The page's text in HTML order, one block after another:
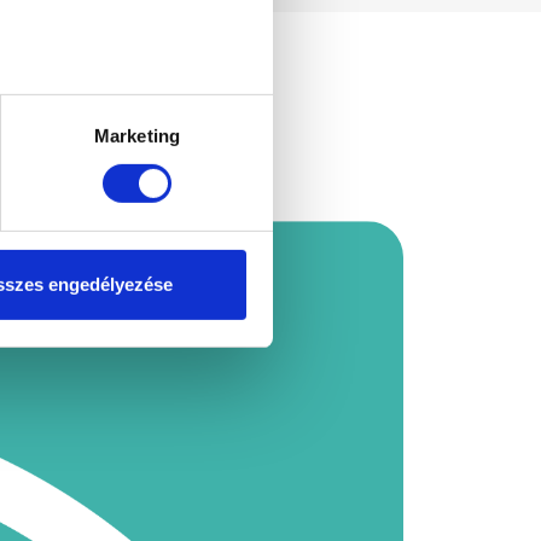
pontban. Bármikor
megosztjuk az Ön
Ön adott meg
Marketing
engedélyezése